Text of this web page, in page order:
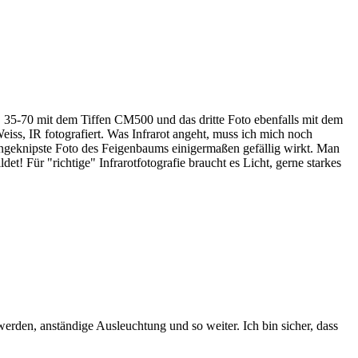
70 mit dem Tiffen CM500 und das dritte Foto ebenfalls mit dem
IR fotografiert. Was Infrarot angeht, muss ich mich noch
Foto des Feigenbaums einigermaßen gefällig wirkt. Man
Für "richtige" Infrarotfotografie braucht es Licht, gerne starkes
anständige Ausleuchtung und so weiter. Ich bin sicher, dass